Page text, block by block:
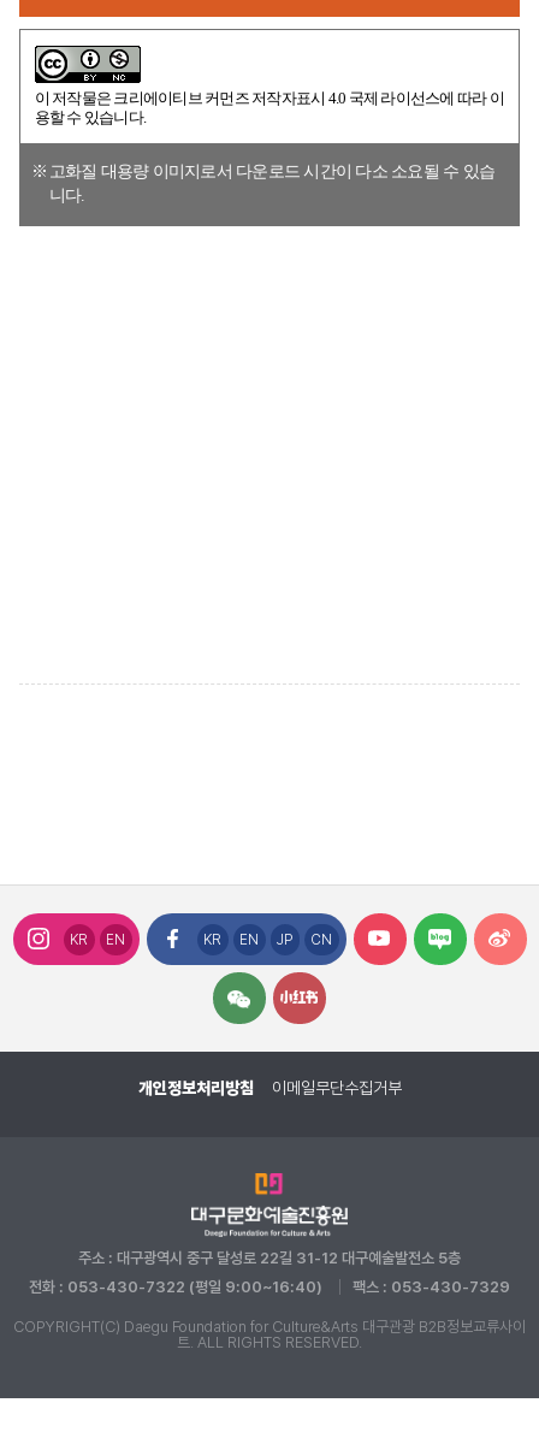
이 저작물은 크리에이티브 커먼즈 저작자표시 4.0 국제 라이선스에 따라 이
용할 수 있습니다.
고화질 대용량 이미지로서 다운로드 시간이 다소 소요될 수 있습
니다.
KR EN KR EN JP CN
개인정보처리방침 이메일무단수집거부
주소 : 대구광역시 중구 달성로 22길 31-12 대구예술발전소 5층
전화 : 053-430-7322 (평일 9:00~16:40)
팩스 : 053-430-7329
COPYRIGHT(C) Daegu Foundation for Culture&Arts 대구관광 B2B정보교류사이
트. ALL RIGHTS RESERVED.